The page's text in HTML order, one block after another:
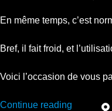
En même temps, c’est
Bref, il fait froid, et
Voici l’occasion de vous
Continue reading